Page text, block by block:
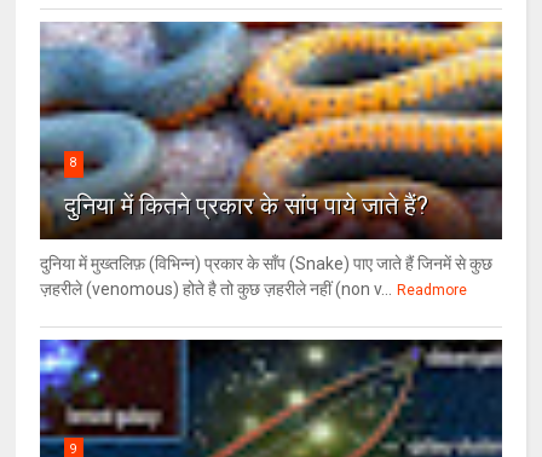
8
दुनिया में कितने प्रकार के सांप पाये जाते हैं?
दुनिया में मुख्तलिफ़ (विभिन्न) प्रकार के साँप (Snake) पाए जाते हैं जिनमें से कुछ
ज़हरीले (venomous) होते है तो कुछ ज़हरीले नहीं (non v... Readmore
9